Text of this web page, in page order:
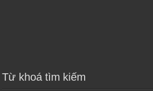
Từ khoá tìm kiếm